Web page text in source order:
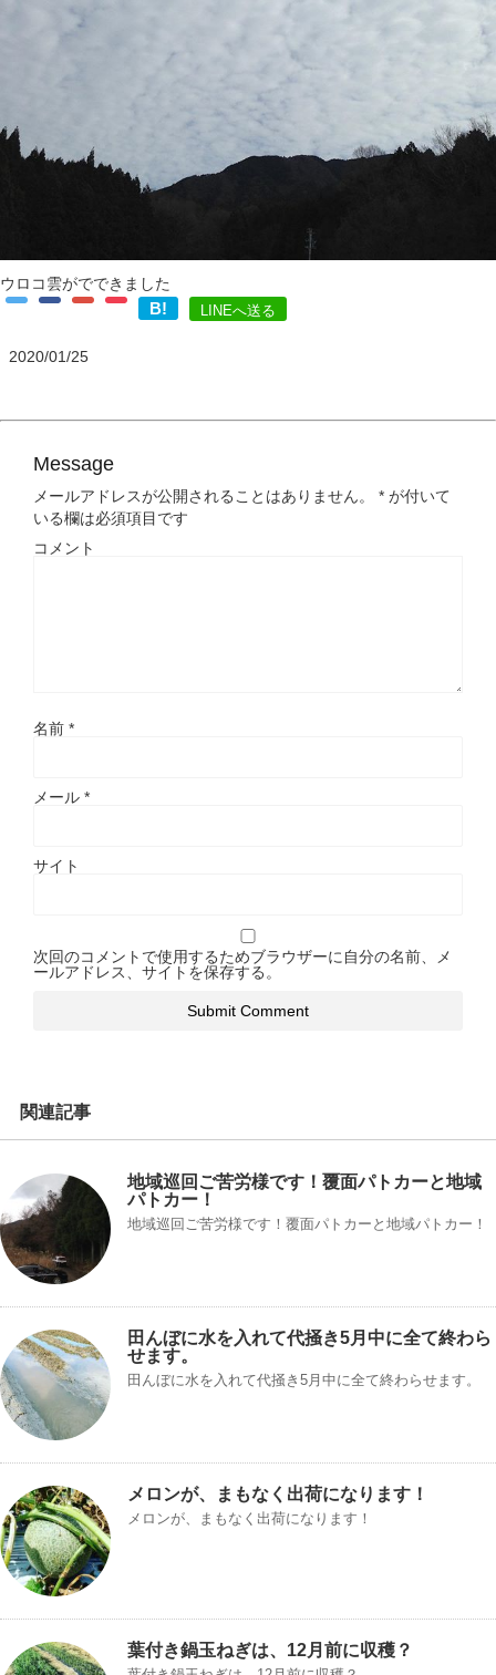
ウロコ雲がでできました
B! LINEへ送る
2020/01/25
Message
メールアドレスが公開されることはありません。 * が付いて
いる欄は必須項目です
コメント
名前 *
メール *
サイト
次回のコメントで使用するためブラウザーに自分の名前、メ
ールアドレス、サイトを保存する。
関連記事
地域巡回ご苦労様です！覆面パトカーと地域
パトカー！
地域巡回ご苦労様です！覆面パトカーと地域パトカー！
田んぼに水を入れて代掻き5月中に全て終わら
せます。
田んぼに水を入れて代掻き5月中に全て終わらせます。
メロンが、まもなく出荷になります！
メロンが、まもなく出荷になります！
葉付き鍋玉ねぎは、12月前に収穫？